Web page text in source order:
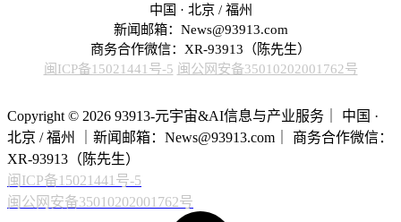
中国 · 北京 / 福州
新闻邮箱：News@93913.com
商务合作微信：XR-93913（陈先生）
闽ICP备15021441号-5 闽公网安备35010202001762号
Copyright © 2026 93913-元宇宙&AI信息与产业服务｜ 中国 ·
北京 / 福州 ｜新闻邮箱：News@93913.com｜ 商务合作微信：
XR-93913（陈先生）
闽ICP备15021441号-5
闽公网安备35010202001762号